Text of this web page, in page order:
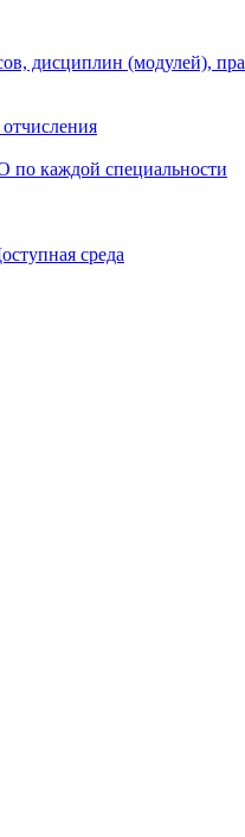
дисциплин (модулей),
каждой специальности
среда